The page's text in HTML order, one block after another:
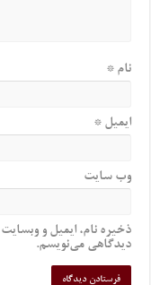
نام*
ایمیل*
وب‌ سایت
ذخیره نام، ایمیل و
دیدگاهی می‌نویسم.